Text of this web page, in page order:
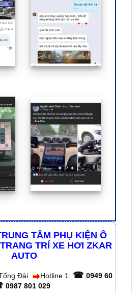
TRÍ XE HƠI ZKAR
Đài Hotline 1:☎ 0949 60
0987 801 029
lắp đặt tận nơi tại Tp.HCM và